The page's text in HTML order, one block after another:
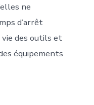
ne
d’arrêt
des outils et
équipements